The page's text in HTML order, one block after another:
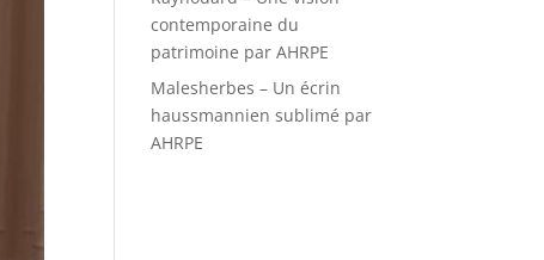
contemporaine du
patrimoine par AHRPE
Malesherbes – Un écrin
haussmannien sublimé par
AHRPE